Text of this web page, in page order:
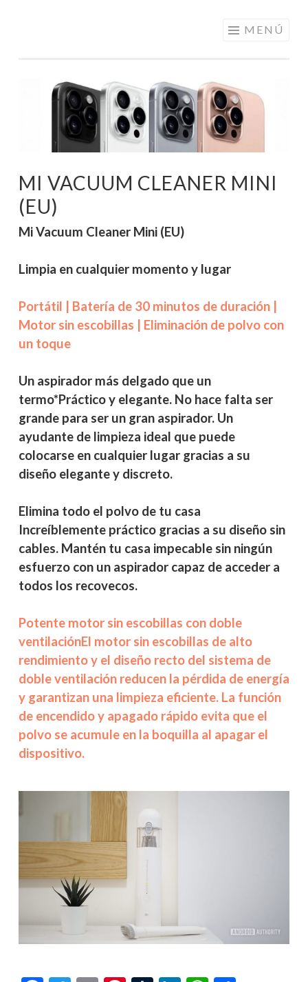
PRECIOS DE
ANDORRA
MENÚ
MI VACUUM CLEANER MINI
(EU)
Mi Vacuum Cleaner Mini (EU)
Limpia en cualquier momento y lugar
Portátil | Batería de 30 minutos de duración |
Motor sin escobillas | Eliminación de polvo con
un toque
Un aspirador más delgado que un
termo*Práctico y elegante. No hace falta ser
grande para ser un gran aspirador. Un
ayudante de limpieza ideal que puede
colocarse en cualquier lugar gracias a su
diseño elegante y discreto.
Elimina todo el polvo de tu casa
Increíblemente práctico gracias a su diseño sin
cables. Mantén tu casa impecable sin ningún
esfuerzo con un aspirador capaz de acceder a
todos los recovecos.
Potente motor sin escobillas con doble
ventilaciónEl motor sin escobillas de alto
rendimiento y el diseño recto del sistema de
doble ventilación reducen la pérdida de energía
y garantizan una limpieza eficiente. La función
de encendido y apagado rápido evita que el
polvo se acumule en la boquilla al apagar el
dispositivo.